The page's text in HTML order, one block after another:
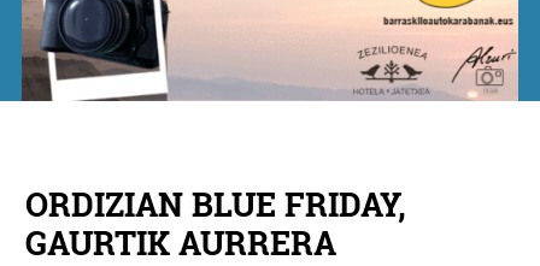
ORDIZIAN BLUE FRIDAY,
GAURTIK AURRERA